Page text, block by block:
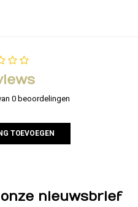
0 beoordelingen
TOEVOEGEN
nieuwsbrief